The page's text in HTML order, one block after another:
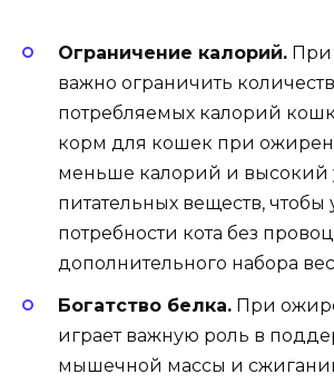
Ограничение калорий.
важно ограничить
потребляемых калорий
корм для кошек при
меньше калорий и высокий
питательных веществ, чтобы
потребности кота без
дополнительного набора
Богатство белка. При
играет важную роль в
мышечной массы и